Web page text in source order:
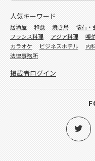
人気キーワード
居酒屋 和食 焼き鳥 懐石・
フランス料理
アジア料理 喫
カラオケ
ビジネスホテル 内
法律事務所
掲載者ログイン